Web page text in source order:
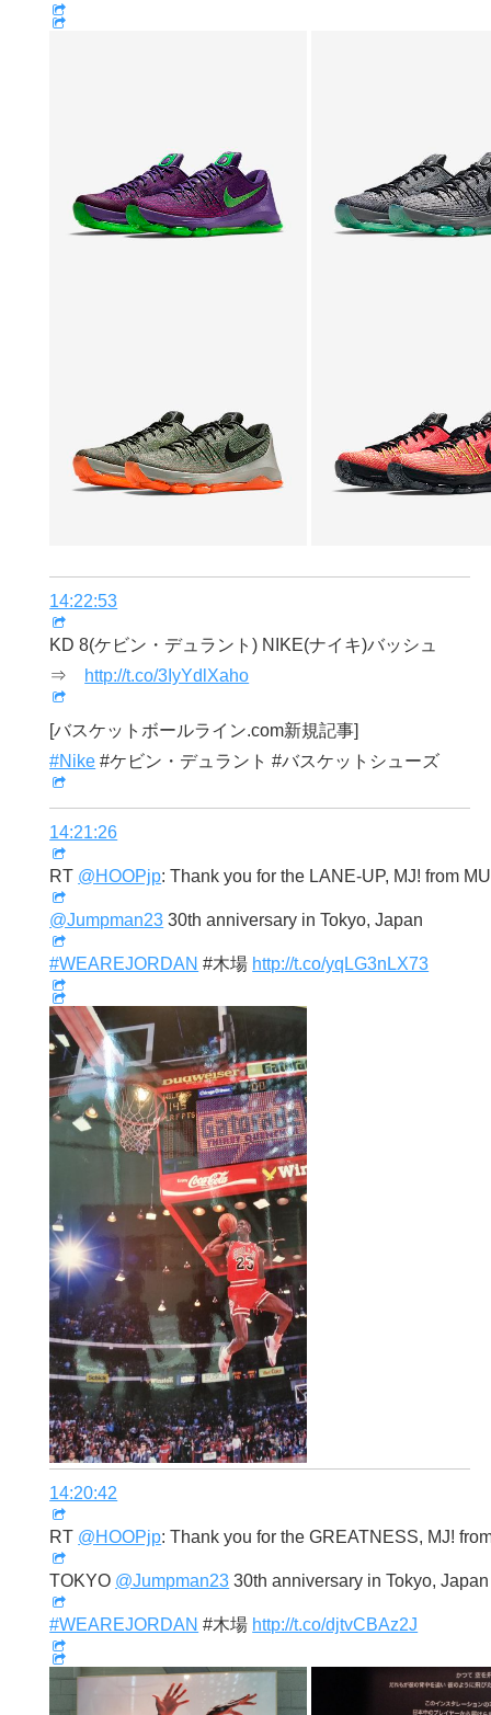
14:22:53
KD 8(ケビン・デュラント) NIKE(ナイキ)バッシュ
⇒
http://t.co/3IyYdlXaho
[バスケットボールライン.com新規記事]
#Nike #ケビン・デュラント #バスケットシューズ
14:21:26
RT @HOOPjp: Thank you for the LANE-UP, MJ! from
@Jumpman23 30th anniversary in Tokyo, Japan
#WEAREJORDAN #木場 http://t.co/yqLG3nLX73
14:20:42
RT @HOOPjp: Thank you for the GREATNESS, MJ!
TOKYO @Jumpman23 30th anniversary in Tokyo, Japan
#WEAREJORDAN #木場 http://t.co/djtvCBAz2J